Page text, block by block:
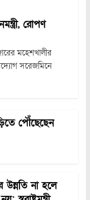
রোপণ
মহেশখালীর
সরেজমিনে
পৌঁছেছেন
উন্নতি না হলে